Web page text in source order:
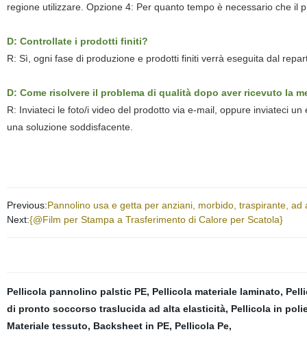
regione utilizzare. Opzione 4: Per quanto tempo è necessario che il
D: Controllate i prodotti finiti?
R: Sì, ogni fase di produzione e prodotti finiti verrà eseguita dal
D: Come risolvere il problema di qualità dopo aver ricevuto la
R: Inviateci le foto/i video del prodotto via e-mail, oppure inviateci
una soluzione soddisfacente.
Previous:Pannolino usa e getta per anziani, morbido, traspirante,
Next:{@Film per Stampa a Trasferimento di Calore per Scatola}
Pellicola pannolino palstic PE, Pellicola materiale laminato,
di pronto soccorso traslucida ad alta elasticità, Pellicola in
Materiale tessuto, Backsheet in PE, Pellicola Pe,